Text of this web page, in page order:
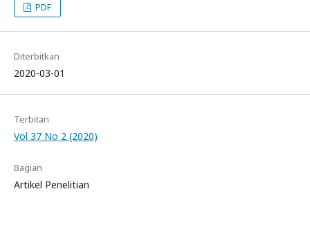
PDF
Diterbitkan
2020-03-01
Terbitan
Vol 37 No 2 (2020)
Bagian
Artikel Penelitian